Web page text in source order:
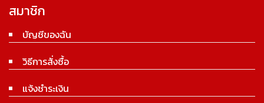
สมาชิก
บัญชีของฉัน
วิธีการสั่งซื้อ
แจ้งชำระเงิน